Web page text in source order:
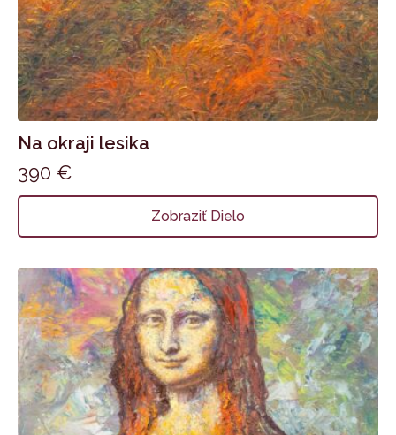
Na okraji lesika
390 €
Zobraziť Dielo